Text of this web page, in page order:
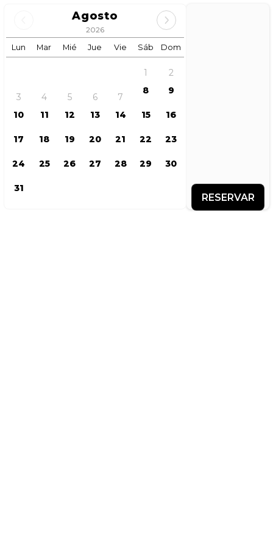
Agosto
2026
Lun
Mar Mié Jue Vie Sáb Dom
1 2
3 4 5 6 7
8 9
10 11 12 13 14 15 16
17 18 19 20 21 22 23
24 25 26 27 28 29 30
31
RESERVAR